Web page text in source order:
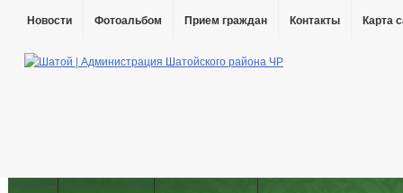
Новости Фотоальбом Прием граждан Контакты Карта